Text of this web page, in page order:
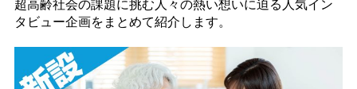
超高齢社会の課題に挑む人々の熱い想いに迫る人気イン
タビュー企画をまとめて紹介します。